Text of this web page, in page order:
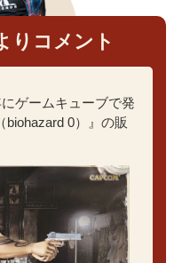
りコメント
ゲームキューブで発
0）』の販